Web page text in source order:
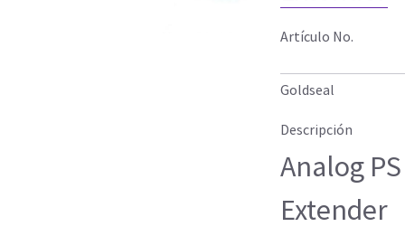
Artículo No.
Goldseal
Descripción
Analog
Extender